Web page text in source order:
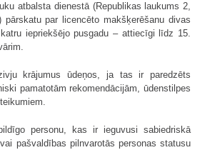
atbalsta dienestā (Republikas laukums 2,
pārskatu par licencēto makšķerēšanu divas
iepriekšējo pusgadu – attiecīgi līdz 15.
krājumus ūdeņos, ja tas ir paredzēts
pamatotām rekomendācijām, ūdenstilpes
personu, kas ir ieguvusi sabiedriskā
pašvaldības pilnvarotās personas statusu